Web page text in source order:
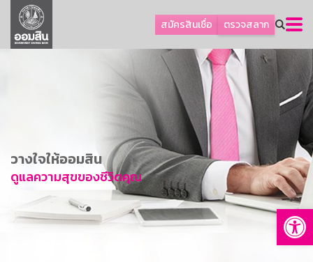
สมัครสินเชื่อ ตรวจสลาก
ลูกค้าธุรกิจ
ลูกค้าผู้ประกอบรายย่อย
การพัฒนาที่ยั่งยืน
ข่าวสาร
บริการทางการเงิน
อื่นๆ
วางใจให้ออมสิน
ดูแลความสุขของชีวิตคุณ